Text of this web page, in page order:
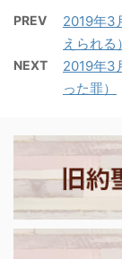
が、果たして
知らせなのか
問を持たれた
ヨハネはガリ
批判して捕え
に幽閉され、イ
れを契機にヨ
ら独立し ...
10名ほどの方
ていますが、
名はネット（
のご参加です
会内外の方た
うことです。
料です。 現在
初史を読んで
どのように教
私たちはどの
PREV
2019年3
えられる）
NEXT
2019年3
った罪）